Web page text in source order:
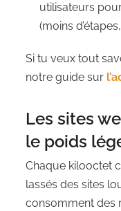
utilisateurs
(moins
Si tu veux tout
notre guide sur
Les sites
le poids
Chaque kilooctet
lassés des sites
consomment des